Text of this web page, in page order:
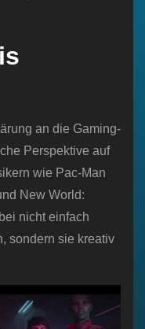
an die Gaming-
Perspektive auf
wie Pac-Man
New World:
nicht einfach
sondern sie kreativ